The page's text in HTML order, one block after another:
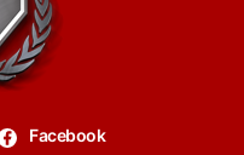
Facebook